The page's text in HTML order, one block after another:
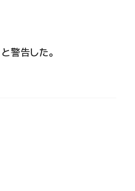
警告した。